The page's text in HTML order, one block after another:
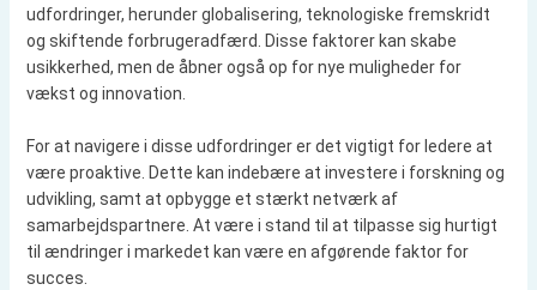
udfordringer, herunder globalisering, teknologiske fremskridt
og skiftende forbrugeradfærd. Disse faktorer kan skabe
usikkerhed, men de åbner også op for nye muligheder for
vækst og innovation.
For at navigere i disse udfordringer er det vigtigt for ledere at
være proaktive. Dette kan indebære at investere i forskning og
udvikling, samt at opbygge et stærkt netværk af
samarbejdspartnere. At være i stand til at tilpasse sig hurtigt
til ændringer i markedet kan være en afgørende faktor for
succes.